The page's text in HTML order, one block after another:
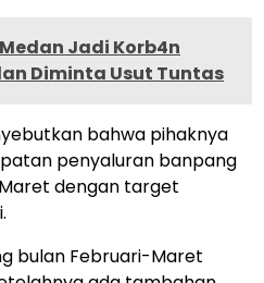
Jadi Korb4n
Diminta Usut Tuntas
bahwa pihaknya
penyaluran banpang
dengan target
bulan Februari-Maret